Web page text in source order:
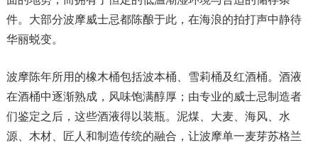
件。大部分波摩威士忌都陈酿于此，在海浪的拍打声中静待
华丽蜕变。
波摩陈年所用的橡木桶包括波本桶、雪莉桶及红酒桶。酒液
在酒桶中逐渐熟成，风味饱满醇厚；由专业的威士忌制造者
们鉴定之后，这些酒液得以装瓶。泥煤、大麦、海风、水
源、木材、匠人和制造传统的融合，让波摩单一麦芽苏格兰